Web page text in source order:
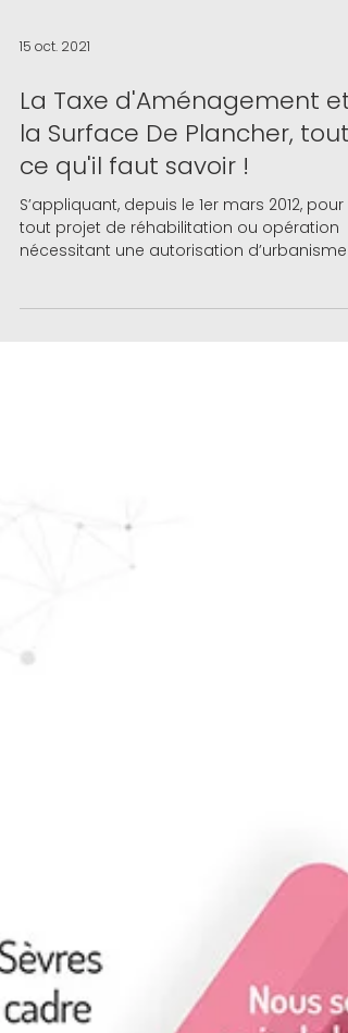
15 oct. 2021
La Taxe d'Aménagement et
la Surface De Plancher, tout
ce qu'il faut savoir !
S’appliquant, depuis le 1er mars 2012, pour